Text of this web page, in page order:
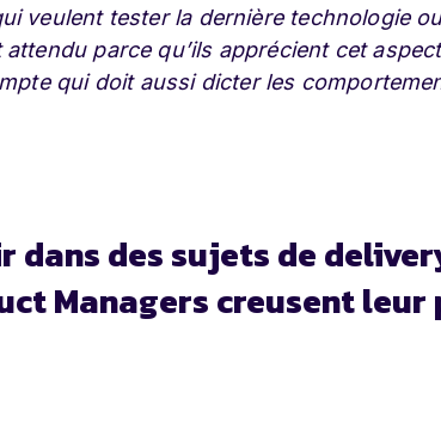
veulent tester la dernière technologie
parce qu’ils apprécient cet
qui doit aussi dicter les
dans des sujets de
Managers creusent leur